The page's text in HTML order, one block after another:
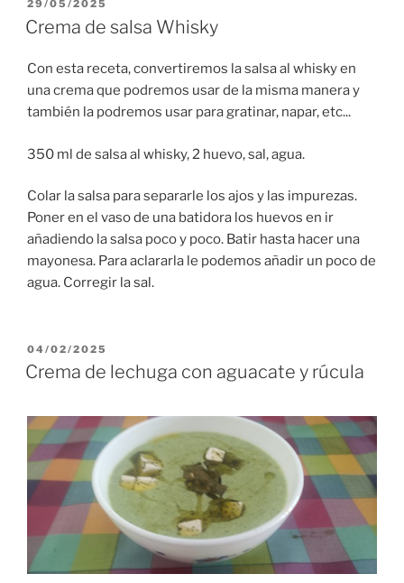
PUBLICADO
EL
29/05/2025
Crema de salsa Whisky
Con esta receta, convertiremos la salsa al whisky en
una crema que podremos usar de la misma manera y
también la podremos usar para gratinar, napar, etc...
350 ml de salsa al whisky, 2 huevo, sal, agua.
Colar la salsa para separarle los ajos y las impurezas.
Poner en el vaso de una batidora los huevos en ir
añadiendo la salsa poco y poco. Batir hasta hacer una
mayonesa. Para aclararla le podemos añadir un poco de
agua. Corregir la sal.
PUBLICADO
EL
04/02/2025
Crema de lechuga con aguacate y rúcula